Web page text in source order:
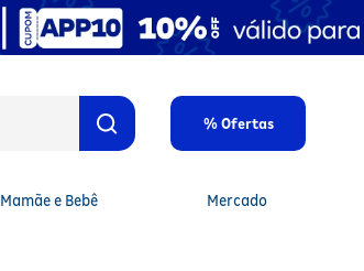
% Ofertas
Mamãe e Bebê Mercado